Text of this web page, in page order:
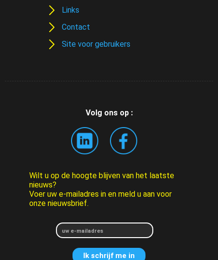
Links
Contact
Site voor gebruikers
Volg ons op :
Wilt u op de hoogte blijven van het laatste
nieuws?
Voer uw e-mailadres in en meld u aan voor
onze nieuwsbrief.